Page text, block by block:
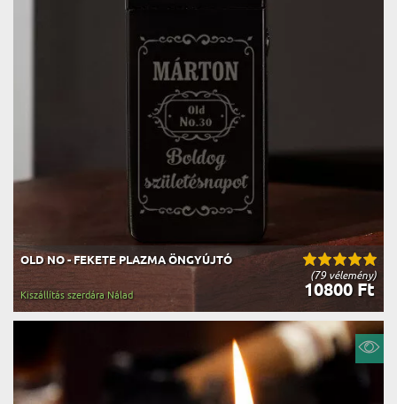
(79 vélemény)
OLD NO - FEKETE PLAZMA ÖNGYÚJTÓ
10800 Ft
Kiszállítás szerdára Nálad